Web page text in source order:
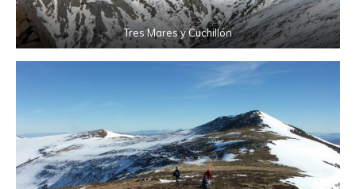
Tres Mares y Cuchillón